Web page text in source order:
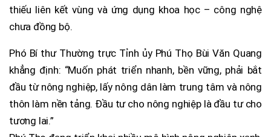
thiếu liên kết vùng và ứng dụng khoa học – công nghệ
chưa đồng bộ.
Phó Bí thư Thường trực Tỉnh ủy Phú Thọ Bùi Văn Quang
khẳng định: “Muốn phát triển nhanh, bền vững, phải bắt
đầu từ nông nghiệp, lấy nông dân làm trung tâm và nông
thôn làm nền tảng. Đầu tư cho nông nghiệp là đầu tư cho
tương lai.”